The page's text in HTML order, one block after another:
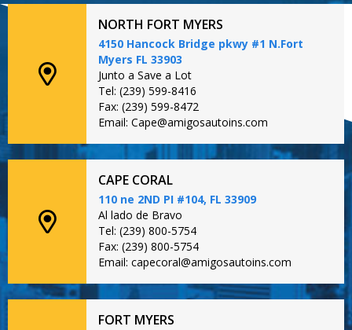
NORTH FORT MYERS
4150 Hancock Bridge pkwy #1 N.Fort
Myers FL 33903
Junto a Save a Lot
Tel: (239) 599-8416
Fax: (239) 599-8472
Email: Cape@amigosautoins.com
CAPE CORAL
110 ne 2ND PI #104, FL 33909
Al lado de Bravo
Tel: (239) 800-5754
Fax: (239) 800-5754
Email: capecoral@amigosautoins.com
FORT MYERS